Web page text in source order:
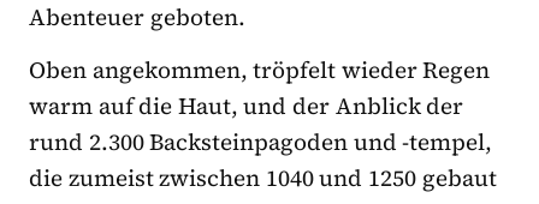
Abenteuer geboten.
Oben angekommen, tröpfelt wieder Regen
warm auf die Haut, und der Anblick der
rund 2.300 Backsteinpagoden und -tempel,
die zumeist zwischen 1040 und 1250 gebaut